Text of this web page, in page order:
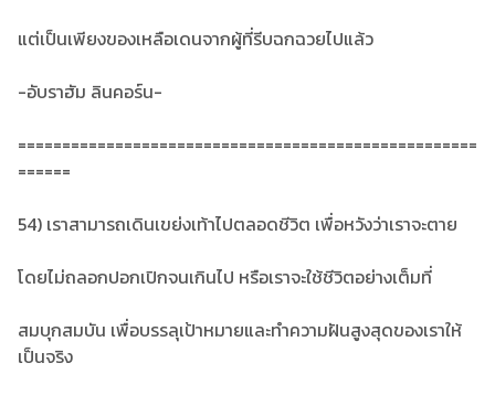
แต่เป็นเพียงของเหลือเดนจากผู้ที่รีบฉกฉวยไปแล้ว
-อับราฮัม ลินคอร์น-
====================================================
======
54) เราสามารถเดินเขย่งเท้าไปตลอดชีวิต เพื่อหวังว่าเราจะตาย
โดยไม่ถลอกปอกเปิกจนเกินไป หรือเราจะใช้ชีวิตอย่างเต็มที่
สมบุกสมบัน เพื่อบรรลุเป้าหมายและทำความฝันสูงสุดของเราให้
เป็นจริง